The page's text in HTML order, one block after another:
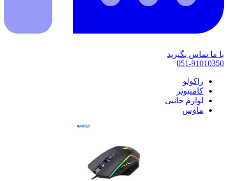
با ما تماس بگیرید
051-91010350
راکولو
کامپیوتر
لوازم جانبی
ماوس